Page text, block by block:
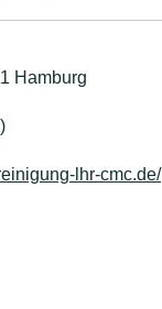
Hamburg
lhr-cmc.de/